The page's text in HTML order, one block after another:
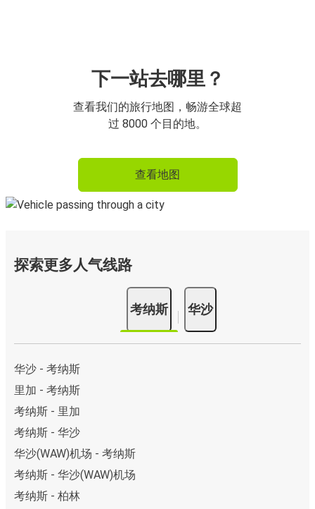
下一站去哪里？
查看我们的旅行地图，畅游全球超
过 8000 个目的地。
查看地图
探索更多人气线路
考纳斯 华沙
华沙 - 考纳斯
里加 - 考纳斯
考纳斯 - 里加
考纳斯 - 华沙
华沙(WAW)机场 - 考纳斯
考纳斯 - 华沙(WAW)机场
考纳斯 - 柏林